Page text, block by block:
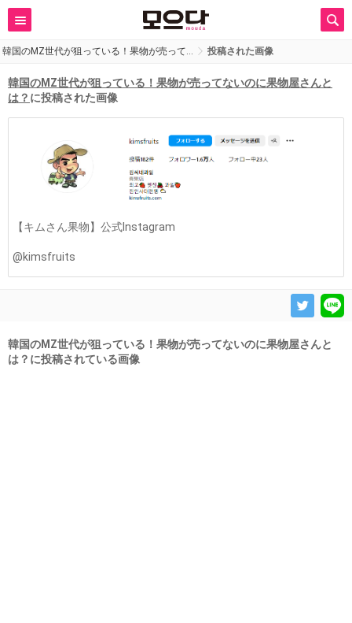
韓国のMZ世代が狙っている！果物が売って… 投稿された画像
韓国のMZ世代が狙っている！果物が売ってないのに果物屋さんと
は？ に投稿された画像
【キムさん果物】公式Instagram
@kimsfruits
韓国のMZ世代が狙っている！果物が売ってないのに果物屋さんと
は？に投稿されている画像